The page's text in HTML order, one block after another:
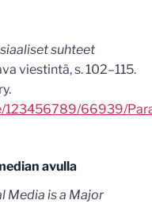
suhteet
viestintä, s. 102–115.
123456789/66939/
avulla
Media is a Major